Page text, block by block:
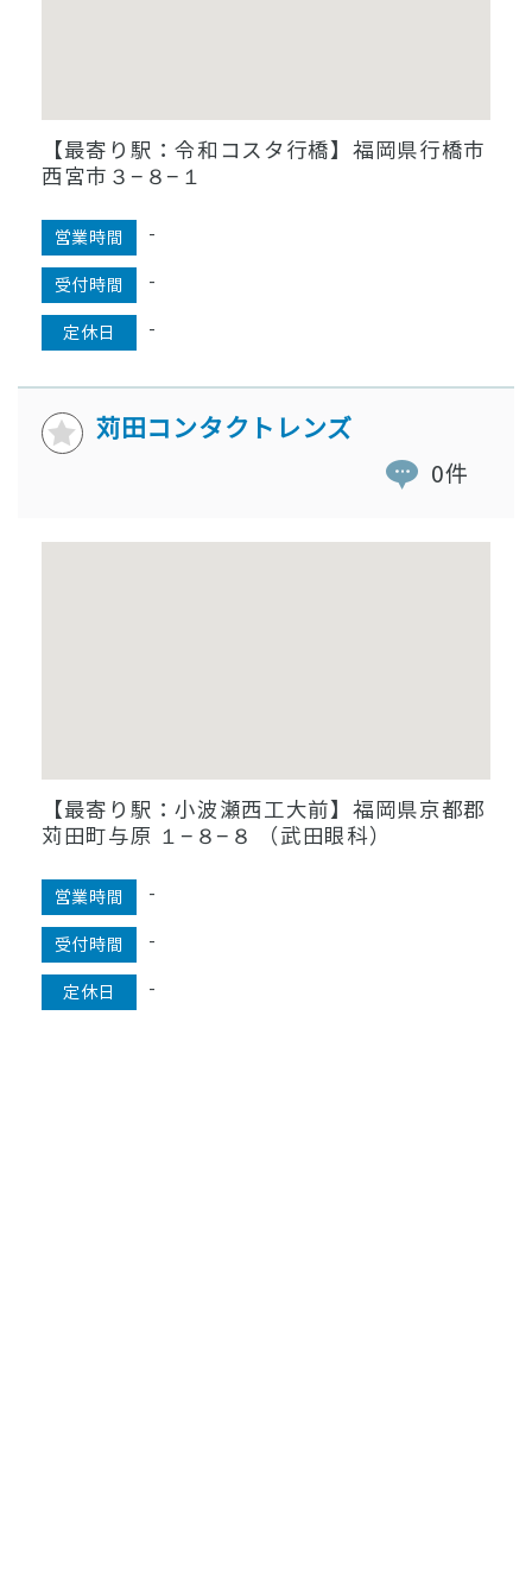
【最寄り駅：令和コスタ行橋】福岡県行橋市
西宮市３−８−１
営業時間 -
受付時間 -
定休日 -
苅田コンタクトレンズ
0件
【最寄り駅：小波瀬西工大前】福岡県京都郡
苅田町与原 １−８−８ （武田眼科）
営業時間 -
受付時間 -
定休日 -